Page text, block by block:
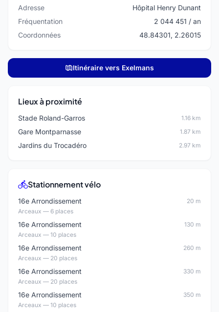
Adresse
Hôpital Henry Dunant
Fréquentation
2 044 451 / an
Coordonnées
48.84301, 2.26015
Itinéraire vers Exelmans
Lieux à proximité
Stade Roland-Garros 1.16 km
Gare Montparnasse 1.87 km
Jardins du Trocadéro 2.97 km
Stationnement vélo
16e Arrondissement
Arceaux — 6 places
20 m
16e Arrondissement
Arceaux — 10 places
130 m
16e Arrondissement
Arceaux — 20 places
260 m
16e Arrondissement
Arceaux — 20 places
330 m
16e Arrondissement
Arceaux — 10 places
350 m